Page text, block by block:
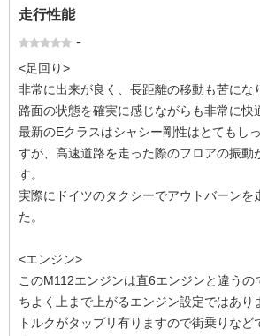
走行性能
-
<足回り>
非常に出来が良く、長距離の移動も苦にな
路面の状態を確実に感じながらも非常に快
最新のEクラスはシャシー剛性はとてもし
すが、高速道路を走った際のフロアの振動
す。
実際にドイツのタクシーでアウトバーンを
た。
<エンジン>
このM112エンジンは直6エンジンと違うの
ちよく上まで上がるエンジン設定ではあり
トルクがタップリ有りますので街乗りなど